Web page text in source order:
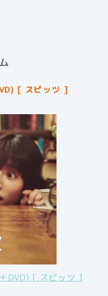
[ スピッツ ]
DVD) [ スピッツ ]